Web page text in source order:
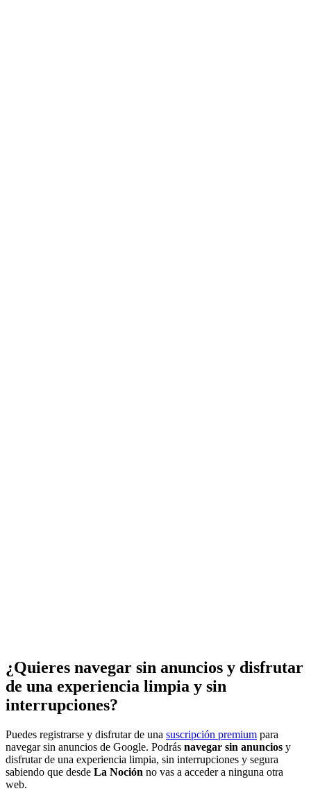
¿Quieres navegar sin anuncios y disfrutar
de una experiencia limpia y sin
interrupciones?
Puedes registrarse y disfrutar de una suscripción premium para
navegar sin anuncios de Google. Podrás navegar sin anuncios y
disfrutar de una experiencia limpia, sin interrupciones y segura
sabiendo que desde La Noción no vas a acceder a ninguna otra
web.